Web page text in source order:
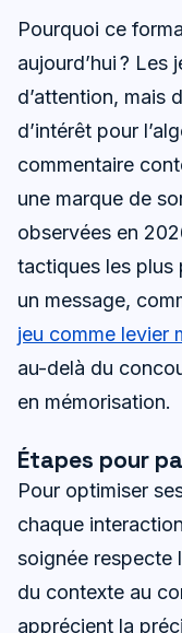
Pourquoi ce
aujourd’hui ? Les
d’attention, mais
d’intérêt pour
commentaire
une marque de
observées en
tactiques les plus
un message,
jeu comme levier
au-delà du
en mémorisation.
Étapes pour
Pour optimiser
chaque
soignée respecte
du contexte au
apprécient la